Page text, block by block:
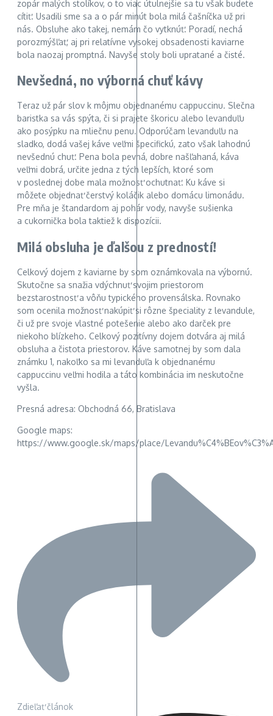
zopár malých stolíkov, o to viac útulnejšie sa tu však budete
cítiť. Usadili sme sa a o pár minút bola milá čašníčka už pri
nás. Obsluhe ako takej, nemám čo vytknúť. Poradí, nechá
porozmýšľať, aj pri relatívne vysokej obsadenosti kaviarne
bola naozaj promptná. Navyše stoly boli upratané a čisté.
Nevšedná, no výborná chuť kávy
Teraz už pár slov k môjmu objednanému cappuccinu. Slečna
baristka sa vás spýta, či si prajete škoricu alebo levanduľu
ako posýpku na mliečnu penu. Odporúčam levanduľu na
sladko, dodá vašej káve veľmi špecifickú, zato však lahodnú
nevšednú chuť. Pena bola pevná, dobre našľahaná, káva
veľmi dobrá, určite jedna z tých lepších, ktoré som
v poslednej dobe mala možnosť ochutnať. Ku káve si
môžete objednať čerstvý koláčik alebo domácu limonádu.
Pre mňa je štandardom aj pohár vody, navyše sušienka
a cukornička bola taktiež k dispozícii.
Milá obsluha je ďalšou z predností!
Celkový dojem z kaviarne by som oznámkovala na výbornú.
Skutočne sa snažia vdýchnuť svojim priestorom
bezstarostnosť a vôňu typického provensálska. Rovnako
som ocenila možnosť nakúpiť si rôzne špeciality z levandule,
či už pre svoje vlastné potešenie alebo ako darček pre
niekoho blízkeho. Celkový pozitívny dojem dotvára aj milá
obsluha a čistota priestorov. Káve samotnej by som dala
známku 1, nakoľko sa mi levanduľa k objednanému
cappuccinu veľmi hodila a táto kombinácia im neskutočne
vyšla.
Presná adresa: Obchodná 66, Bratislava
Google maps:
https://www.google.sk/maps/place/
Zdieľať článok